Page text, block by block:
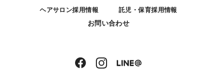
ヘアサロン採用情報 託児・保育採用情報
お問い合わせ